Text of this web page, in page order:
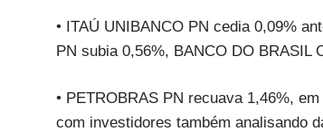
• ITAÚ UNIBANCO PN cedia 0,09%
PN subia 0,56%, BANCO DO BRASIL
• PETROBRAS PN recuava 1,46%,
com investidores também analisando